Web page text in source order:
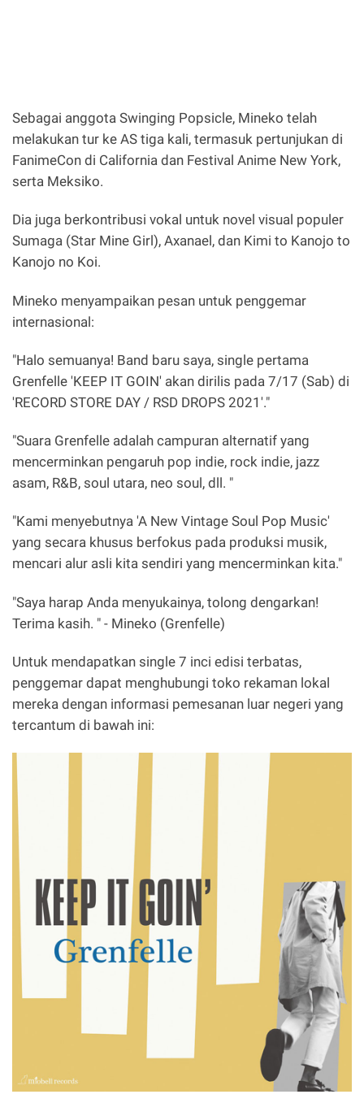
Sebagai anggota Swinging Popsicle, Mineko telah
melakukan tur ke AS tiga kali, termasuk pertunjukan di
FanimeCon di California dan Festival Anime New York,
serta Meksiko.
Dia juga berkontribusi vokal untuk novel visual populer
Sumaga (Star Mine Girl), Axanael, dan Kimi to Kanojo to
Kanojo no Koi.
Mineko menyampaikan pesan untuk penggemar
internasional:
"Halo semuanya! Band baru saya, single pertama
Grenfelle 'KEEP IT GOIN' akan dirilis pada 7/17 (Sab) di
'RECORD STORE DAY / RSD DROPS 2021'."
"Suara Grenfelle adalah campuran alternatif yang
mencerminkan pengaruh pop indie, rock indie, jazz
asam, R&B, soul utara, neo soul, dll. "
"Kami menyebutnya 'A New Vintage Soul Pop Music'
yang secara khusus berfokus pada produksi musik,
mencari alur asli kita sendiri yang mencerminkan kita."
"Saya harap Anda menyukainya, tolong dengarkan!
Terima kasih. " - Mineko (Grenfelle)
Untuk mendapatkan single 7 inci edisi terbatas,
penggemar dapat menghubungi toko rekaman lokal
mereka dengan informasi pemesanan luar negeri yang
tercantum di bawah ini: